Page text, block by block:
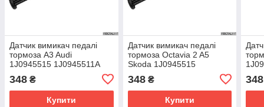
Датчик вимикач педалі
тормоза A3 Audi
1J0945515 1J0945511A
348 ₴
Купити
Датчик вимикач педалі
тормоза Octavia 2 A5
Skoda 1J0945515
98VW13480AA
348₴
Купити
348